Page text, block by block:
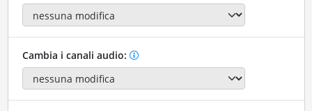
Cambia i canali audio: